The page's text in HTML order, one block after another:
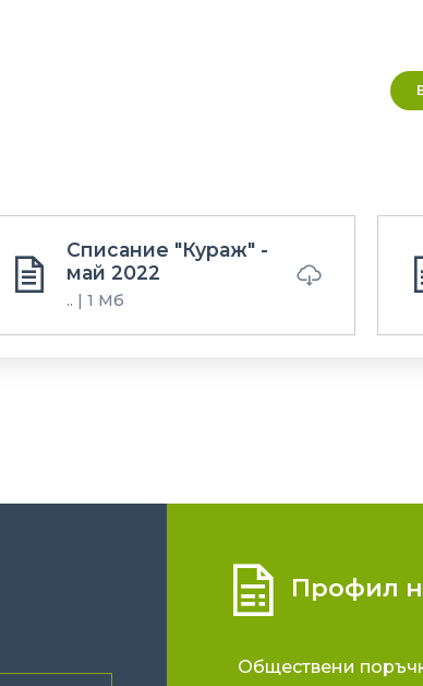
Списание "Кураж" -
май 2022
.. | 1 Мб
Профил
Обществени